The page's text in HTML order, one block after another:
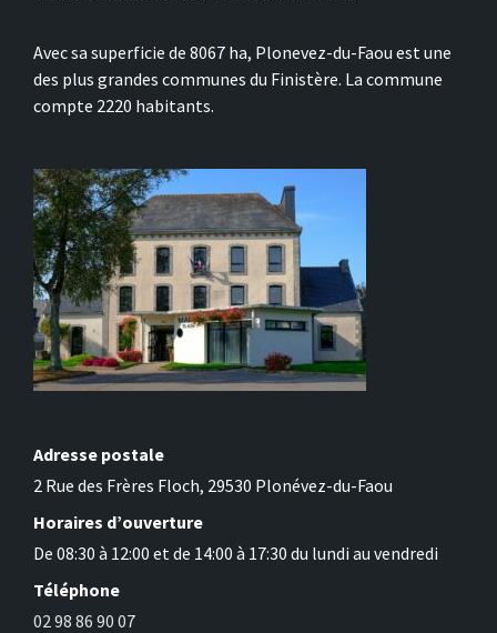
Avec sa superficie de 8067 ha, Plonevez-du-Faou est une
des plus grandes communes du Finistère. La commune
compte 2220 habitants.
Adresse postale
2 Rue des Frères Floch, 29530 Plonévez-du-Faou
Horaires d’ouverture
De 08:30 à 12:00 et de 14:00 à 17:30 du lundi au vendredi
Téléphone
02 98 86 90 07